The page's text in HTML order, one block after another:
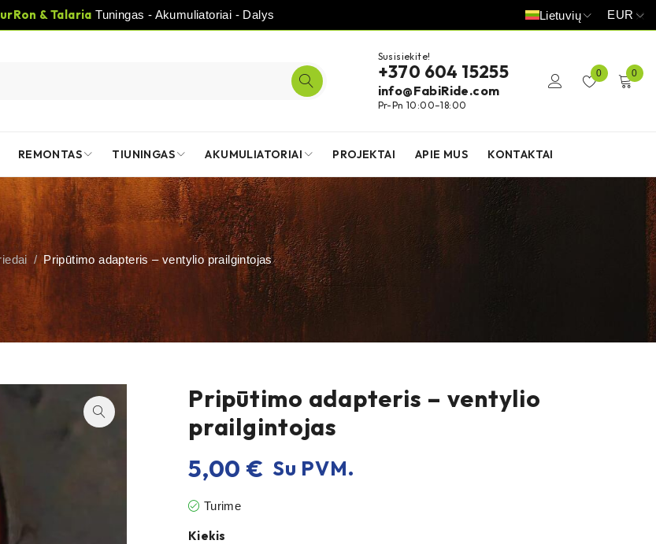
& Talaria Tuningas - Akumuliatoriai - Dalys Lietuvių EUR
Susisiekite!
+370 604 15255
info@FabiRide.com
Pr-Pn 10:00–18:00
0 0
REMONTAS TIUNINGAS AKUMULIATORIAI PROJEKTAI APIE MUS KONTAKTAI
/ Pripūtimo adapteris – ventylio prailgintojas
Pripūtimo adapteris – ventylio
prailgintojas
5,00 € Su PVM.
Turime
Kiekis